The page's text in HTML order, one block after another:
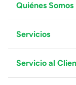
Quiénes Somos
Grupo Juguetron
Localiza tu
Blog
Servicios
Facturación
Proveedores
Servicio al